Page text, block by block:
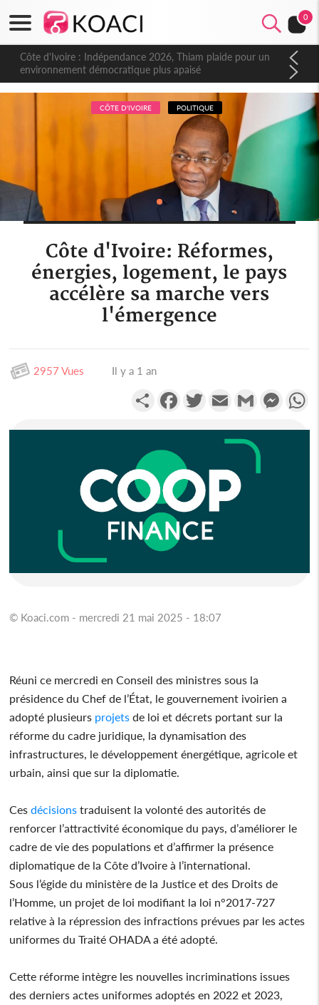
0
Côte d'Ivoire : Indépendance 2026, Thiam plaide pour un
environnement démocratique plus apaisé
CÔTE D'IVOIRE POLITIQUE
Côte d'Ivoire: Réformes,
énergies, logement, le pays
accélère sa marche vers
l'émergence
2957 Vues Il y a 1 an
PartagerFacebookTwitterEmail Gmail
© Koaci.com - mercredi 21 mai 2025 - 18:07
Réuni ce mercredi en Conseil des ministres sous la
présidence du Chef de l’État, le gouvernement ivoirien a
adopté plusieurs projets de loi et décrets portant sur la
réforme du cadre juridique, la dynamisation des
infrastructures, le développement énergétique, agricole et
urbain, ainsi que sur la diplomatie.
Ces décisions traduisent la volonté des autorités de
renforcer l’attractivité économique du pays, d’améliorer le
cadre de vie des populations et d’affirmer la présence
diplomatique de la Côte d’Ivoire à l’international.
Sous l’égide du ministère de la Justice et des Droits de
l’Homme, un projet de loi modifiant la loi n°2017-727
relative à la répression des infractions prévues par les actes
uniformes du Traité OHADA a été adopté.
Cette réforme intègre les nouvelles incriminations issues
des derniers actes uniformes adoptés en 2022 et 2023,